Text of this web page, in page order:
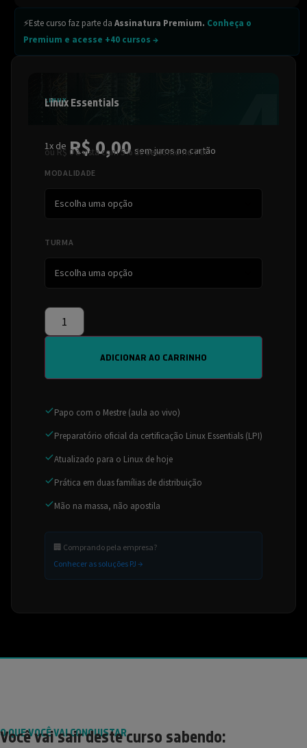
⚡Este curso faz parte da Assinatura Premium. Conheça o
Premium e acesse +40 cursos →
LINUX
Linux Essentials
1x de R$ 0,00 sem juros no cartão
ou R$ 0 à vista com 5% de desconto no PIX
MODALIDADE
TURMA
ADICIONAR AO CARRINHO
Papo com o Mestre (aula ao vivo)
Preparatório oficial da certificação Linux Essentials (LPI)
Atualizado para o Linux de hoje
Prática em duas famílias de distribuição
Mão na massa, não apostila
🏢 Comprando pela empresa?
Conhecer as soluções PJ →
O QUE VOCÊ VAI CONQUISTAR
Você vai sair deste curso sabendo: